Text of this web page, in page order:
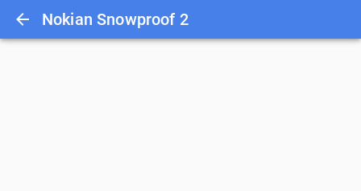
Nokian Snowproof 2